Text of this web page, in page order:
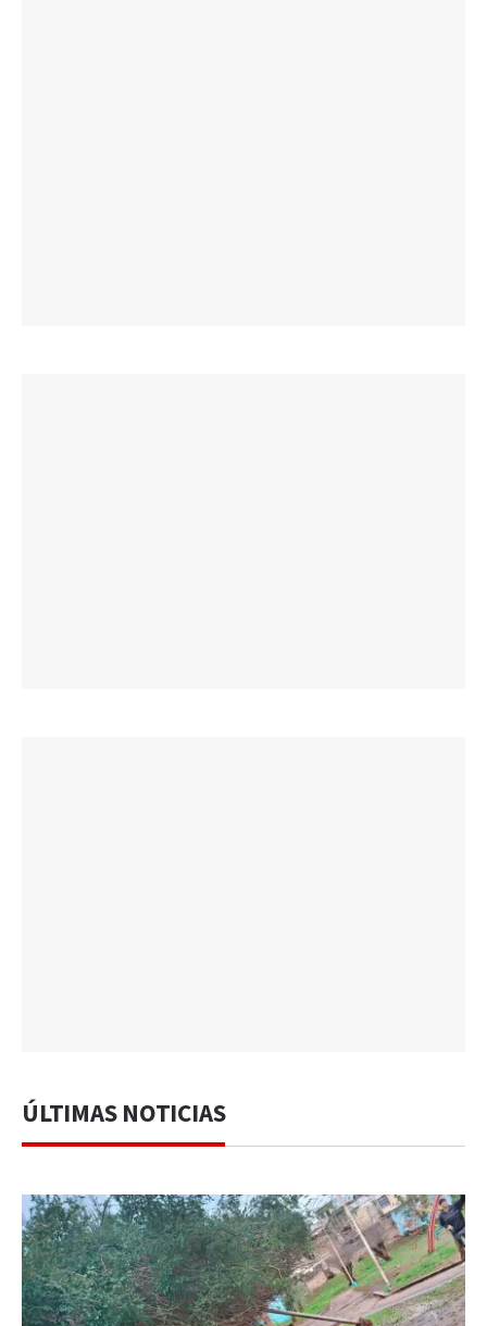
ÚLTIMAS NOTICIAS